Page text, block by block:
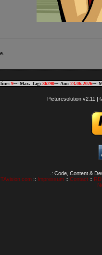
9~~ Max. Tag: 36290~~ Am: 23.06.2026~~
Picturesolution v2.11 |
.: Code, Content &
:: Impressum:: Contact::